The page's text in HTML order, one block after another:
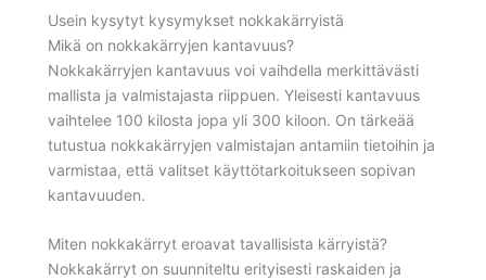
Usein kysytyt kysymykset nokkakärryistä
Mikä on nokkakärryjen kantavuus?
Nokkakärryjen kantavuus voi vaihdella merkittävästi
mallista ja valmistajasta riippuen. Yleisesti kantavuus
vaihtelee 100 kilosta jopa yli 300 kiloon. On tärkeää
tutustua nokkakärryjen valmistajan antamiin tietoihin ja
varmistaa, että valitset käyttötarkoitukseen sopivan
kantavuuden.
Miten nokkakärryt eroavat tavallisista kärryistä?
Nokkakärryt on suunniteltu erityisesti raskaiden ja